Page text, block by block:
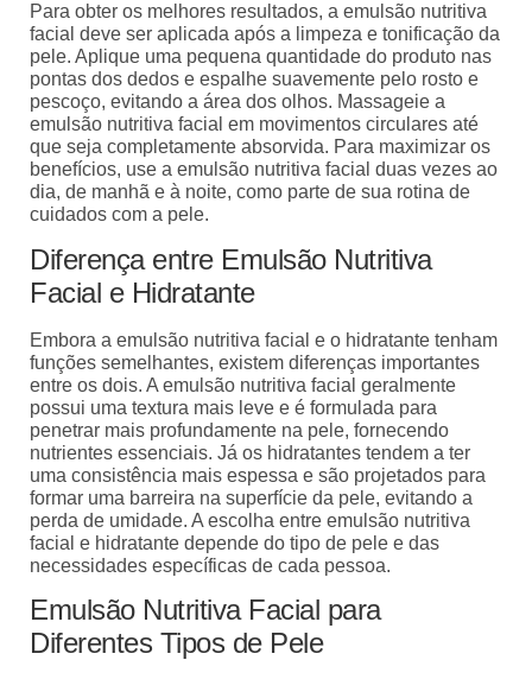
Para obter os melhores resultados, a emulsão nutritiva
facial deve ser aplicada após a limpeza e tonificação da
pele. Aplique uma pequena quantidade do produto nas
pontas dos dedos e espalhe suavemente pelo rosto e
pescoço, evitando a área dos olhos. Massageie a
emulsão nutritiva facial em movimentos circulares até
que seja completamente absorvida. Para maximizar os
benefícios, use a emulsão nutritiva facial duas vezes ao
dia, de manhã e à noite, como parte de sua rotina de
cuidados com a pele.
Diferença entre Emulsão Nutritiva
Facial e Hidratante
Embora a emulsão nutritiva facial e o hidratante tenham
funções semelhantes, existem diferenças importantes
entre os dois. A emulsão nutritiva facial geralmente
possui uma textura mais leve e é formulada para
penetrar mais profundamente na pele, fornecendo
nutrientes essenciais. Já os hidratantes tendem a ter
uma consistência mais espessa e são projetados para
formar uma barreira na superfície da pele, evitando a
perda de umidade. A escolha entre emulsão nutritiva
facial e hidratante depende do tipo de pele e das
necessidades específicas de cada pessoa.
Emulsão Nutritiva Facial para
Diferentes Tipos de Pele